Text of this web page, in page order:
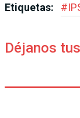
Etiquetas: #
Déjanos